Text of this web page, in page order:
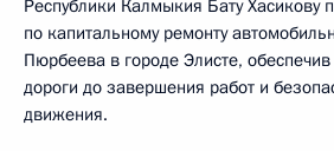
Республики Калмыкия Бату Хасикову
по капитальному ремонту
Пюрбеева в городе Элисте,
дороги до завершения работ и
движения.